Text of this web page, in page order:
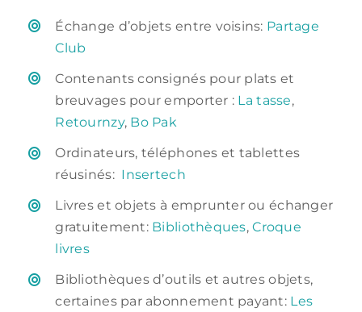
Échange d’objets entre voisins: Partage
Club
Contenants consignés pour plats et
breuvages pour emporter : La tasse,
Retournzy, Bo Pak
Ordinateurs, téléphones et tablettes
réusinés: Insertech
Livres et objets à emprunter ou échanger
gratuitement: Bibliothèques,Croque
livres
Bibliothèques d’outils et autres objets,
certaines par abonnement payant: Les